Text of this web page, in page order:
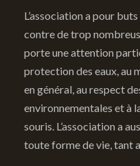
L’association a pour
contre de trop
porte une attention
protection des eaux, au
en général, au respect
environnementales et à
souris. L’association a
toute forme de vie, tant